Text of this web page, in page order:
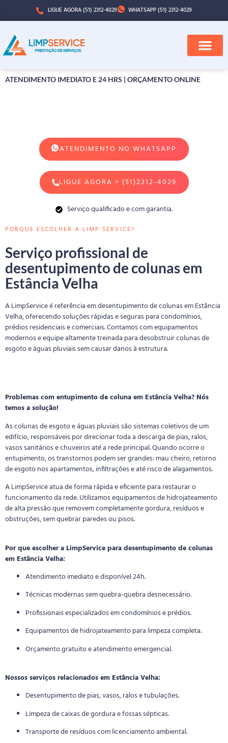
LIGUE AGORA (51) 2312-4029 WHATSAPP (51) 2312-4029
Desentupimento de Coluna
em Estância Velha
ATENDIMENTO IMEDIATO E 24 HRS | ORÇAMENTO ONLINE
ATENDIMENTO NO WHATSAPP
LIGUE AGORA > (51)2312-4029
Serviço qualificado e com garantia.
PORQUE ESCOLHER A LIMP SERVICE?
Serviço profissional de
desentupimento de colunas em
Estância Velha
A LimpService é referência em desentupimento de colunas em Estância
Velha, oferecendo soluções rápidas e seguras para condomínios,
prédios residenciais e comerciais. Contamos com equipamentos
modernos e equipe altamente treinada para desobstruir colunas de
esgoto e águas pluviais sem causar danos à estrutura.
Problemas com entupimento de coluna em Estância Velha? Nós
temos a solução!
As colunas de esgoto e águas pluviais são sistemas coletivos de um
edifício, responsáveis por direcionar toda a descarga de pias, ralos,
vasos sanitários e chuveiros até a rede principal. Quando ocorre o
entupimento, os transtornos podem ser grandes: mau cheiro, retorno
de esgoto nos apartamentos, infiltrações e até risco de alagamentos.
A LimpService atua de forma rápida e eficiente para restaurar o
funcionamento da rede. Utilizamos equipamentos de hidrojateamento
de alta pressão que removem completamente gordura, resíduos e
obstruções, sem quebrar paredes ou pisos.
Por que escolher a LimpService para desentupimento de colunas
em Estância Velha:
Atendimento imediato e disponível 24h.
Técnicas modernas sem quebra-quebra desnecessário.
Profissionais especializados em condomínios e prédios.
Equipamentos de hidrojateamento para limpeza completa.
Orçamento gratuito e atendimento emergencial.
Nossos serviços relacionados em Estância Velha:
Desentupimento de pias, vasos, ralos e tubulações.
Limpeza de caixas de gordura e fossas sépticas.
Transporte de resíduos com licenciamento ambiental.